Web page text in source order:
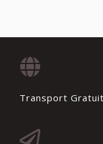
Transport